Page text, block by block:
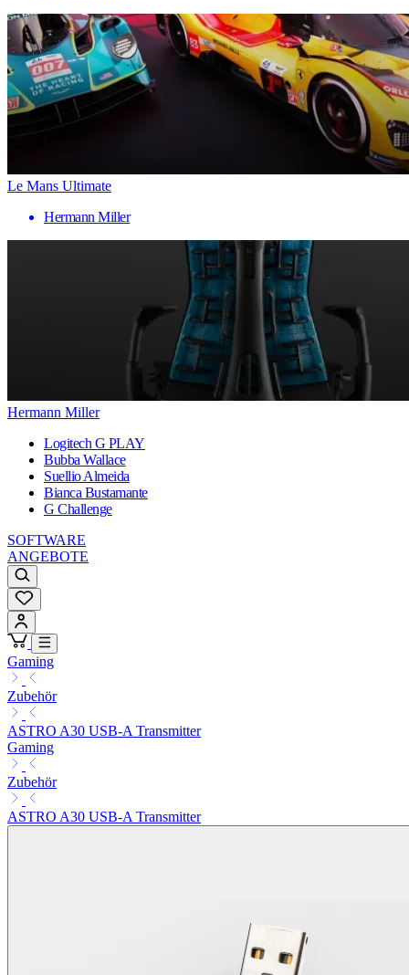
Le Mans Ultimate
Hermann Miller
Hermann Miller
Logitech G PLAY
Bubba Wallace
Suellio Almeida
Bianca Bustamante
G Challenge
SOFTWARE
ANGEBOTE
Gaming
Zubehör
ASTRO A30 USB-A Transmitter
Gaming
Zubehör
ASTRO A30 USB-A Transmitter